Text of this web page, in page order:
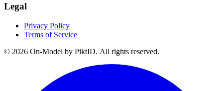
Legal
Privacy Policy
Terms of Service
© 2026 On-Model by PiktID. All rights reserved.